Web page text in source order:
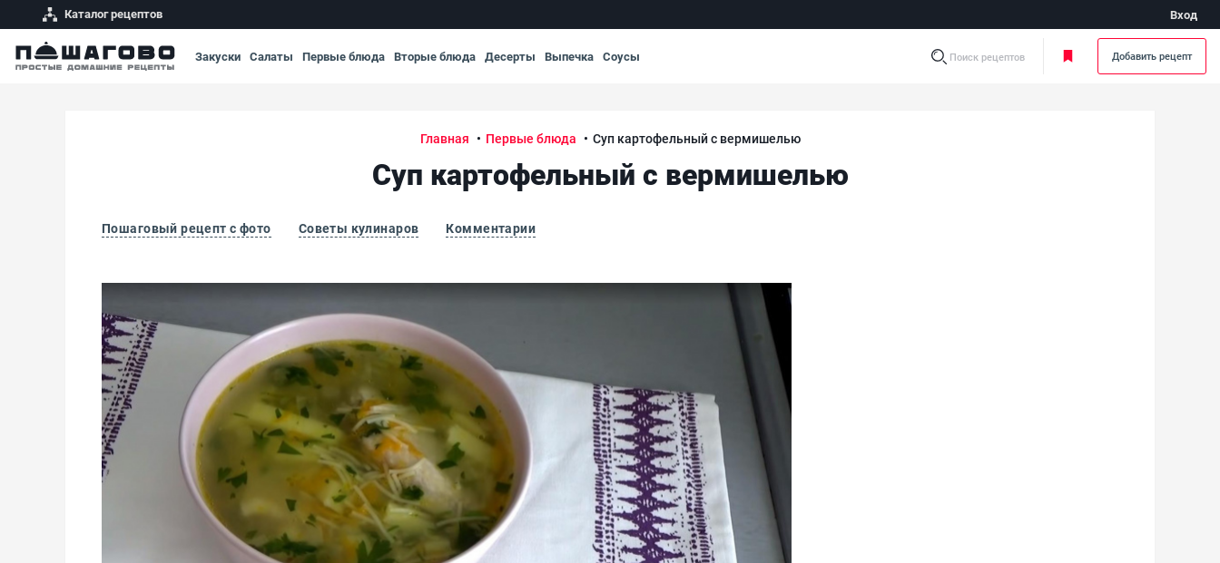
Каталог рецептов Вход
Закуски Салаты Первые блюда Вторые блюда Десерты Выпечка Соусы Поиск рецептов Добавить рецепт
Главная Первые блюда Суп картофельный с вермишелью
Суп картофельный с вермишелью
Пошаговый рецепт с фото Советы кулинаров Комментарии
Суп картофельный с вермишелью Суп картофельный с вермишелью - фото готового блюда